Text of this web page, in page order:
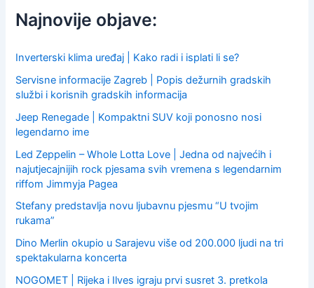
f
o
:
Najnovije objave:
Inverterski klima uređaj | Kako radi i isplati li se?
Servisne informacije Zagreb | Popis dežurnih gradskih
službi i korisnih gradskih informacija
Jeep Renegade | Kompaktni SUV koji ponosno nosi
legendarno ime
Led Zeppelin – Whole Lotta Love | Jedna od najvećih i
najutjecajnijih rock pjesama svih vremena s legendarnim
riffom Jimmyja Pagea
Stefany predstavlja novu ljubavnu pjesmu “U tvojim
rukama”
Dino Merlin okupio u Sarajevu više od 200.000 ljudi na tri
spektakularna koncerta
NOGOMET | Rijeka i Ilves igraju prvi susret 3. pretkola